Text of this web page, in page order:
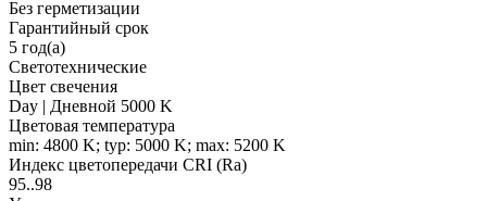
Без герметизации
Гарантийный срок
5 год(а)
Светотехнические
Цвет свечения
Day | Дневной 5000 K
Цветовая температура
min: 4800 K; typ: 5000 K; max: 5200 K
Индекс цветопередачи CRI (Ra)
95..98